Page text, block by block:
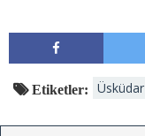
Etiketler: Üsküdar